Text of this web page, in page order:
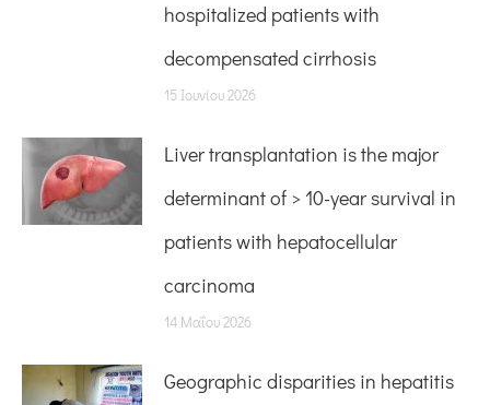
hospitalized patients with
decompensated cirrhosis
15 Ιουνίου 2026
Liver transplantation is the major
determinant of > 10-year survival in
patients with hepatocellular
carcinoma
14 Μαΐου 2026
Geographic disparities in hepatitis